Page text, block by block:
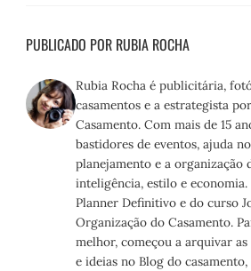
PUBLICADO POR RUBIA ROCHA
Rubia Rocha é publicitária,
casamentos e a estrategista
Casamento. Com mais de 15
bastidores de eventos, ajuda
planejamento e a organização
inteligência, estilo e
Planner Definitivo e do curso
Organização do Casamento.
melhor, começou a arquivar
e ideias no Blog do